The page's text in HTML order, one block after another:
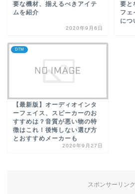
要な機材、揃えるべきアイテ
ムを紹介
2020年9月6日
要と
フェ
につ
DTM
【最新版】オーディオインタ
ーフェイス、スピーカーのお
すすめは？音質が悪い物の特
徴はこれ！後悔しない選び方
とおすすめメーカーも
2020年9月27日
スポンサーリンク